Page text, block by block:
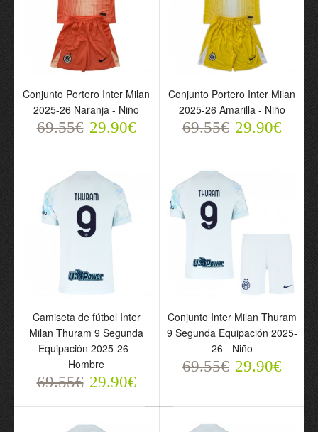
Camiseta de fútbol Inter
Milan Dumfries 2 Tercera
Hombre
69.55€ 29.90€
Camiseta de fútbol Inter
Milan Dimarco 32 Tercera
Hombre
69.55€ 29.90€
Camiseta de fútbol Inter
Milan Bastoni 95 Tercera
Equipación 2025-26 -
Hombre
69.55€ 29.90€
Camiseta de fútbol Inter
Milan Barella 23 Tercera
Equipación 2025-26 -
69.55€ 29.90€
Conjunto Portero Inter Milan
2025-26 Naranja - Niño
69.55€ 29.90€
Conjunto Portero Inter Milan
2025-26 Amarilla - Niño
69.55€ 29.90€
Camiseta de fútbol Inter
Milan Thuram 9 Segunda
Equipación 2025-26 -
Hombre
69.55€ 29.90€
Conjunto Inter Milan Thuram
9 Segunda Equipación 2025-
26 - Niño
69.55€ 29.90€